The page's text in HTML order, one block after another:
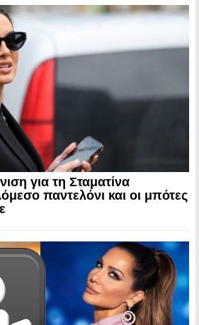
για τη Σταματίνα
παντελόνι και οι μπότες